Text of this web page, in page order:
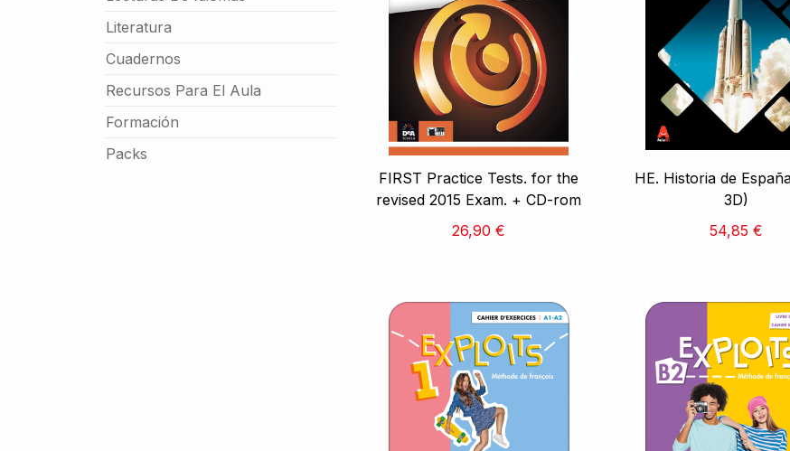
FIRST Practice Tests. for the
revised 2015 Exam. + CD-rom
26,90 €
HE. Historia de
3D)
54,85 €
Literatura
Cuadernos
Recursos Para El Aula
Formación
Packs